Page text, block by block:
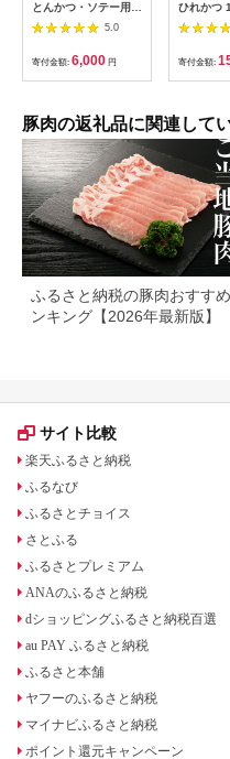
とんかつ・ソテー用
約280g (140g×2枚) (
茨城県共通返礼品・茨
城県産 ) ブランド豚
茨城 国産 豚肉 冷凍
とんかつ ソテー
5.0
寄付金額: 6,000 円
ひれかつ
肉 ヒレ
冷凍 簡単
寄付金額:
豚肉の返礼品に関連して
ふるさと納税の豚肉おすす
ンキング【2026年最新版】
サイト比較
楽天ふるさと納税
ふるなび
ふるさとチョイス
さとふる
ふるさとプレミアム
ANAのふるさと納税
dショッピングふるさと納税百選
au PAY ふるさと納税
ふるさと本舗
ヤフーのふるさと納税
マイナビふるさと納税
ポイント還元キャンペーン